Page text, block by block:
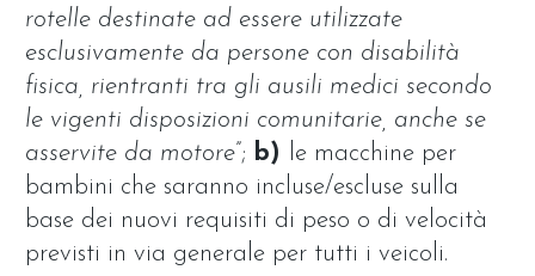
rotelle destinate ad essere utilizzate
esclusivamente da persone con disabilità
fisica, rientranti tra gli ausili medici secondo
le vigenti disposizioni comunitarie, anche se
asservite da motore”; b)
le macchine per
bambini che saranno incluse/escluse sulla
base dei nuovi requisiti di peso o di velocità
previsti in via generale per tutti i veicoli.